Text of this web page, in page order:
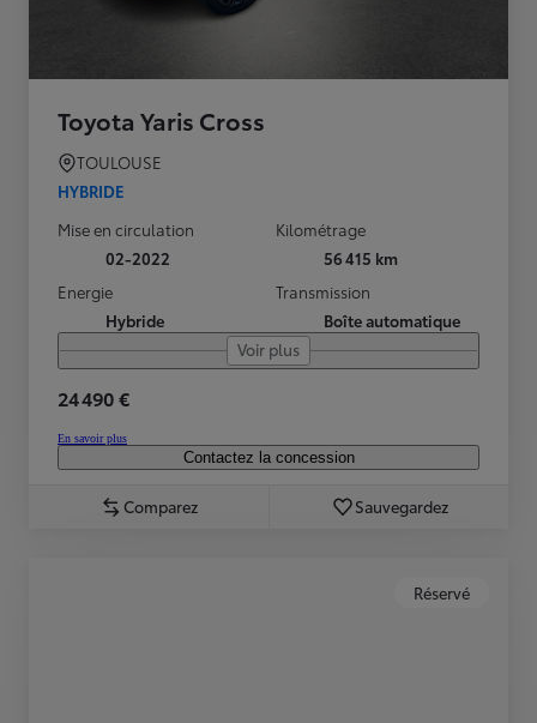
Toyota Yaris Cross
TOULOUSE
HYBRIDE
Mise en circulation
02-2022
Kilométrage
56 415 km
Energie
Hybride
Transmission
Boîte automatique
Voir plus
24 490 €
En savoir plus
Contactez la concession
Comparez Sauvegardez
Réservé